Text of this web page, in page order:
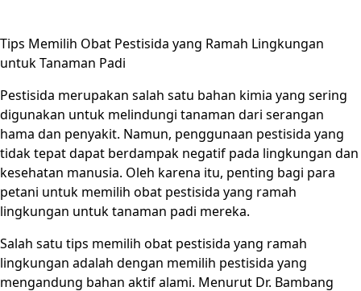
Tips Memilih Obat Pestisida yang Ramah Lingkungan
untuk Tanaman Padi
Pestisida merupakan salah satu bahan kimia yang sering
digunakan untuk melindungi tanaman dari serangan
hama dan penyakit. Namun, penggunaan pestisida yang
tidak tepat dapat berdampak negatif pada lingkungan dan
kesehatan manusia. Oleh karena itu, penting bagi para
petani untuk memilih obat pestisida yang ramah
lingkungan untuk tanaman padi mereka.
Salah satu tips memilih obat pestisida yang ramah
lingkungan adalah dengan memilih pestisida yang
mengandung bahan aktif alami. Menurut Dr. Bambang